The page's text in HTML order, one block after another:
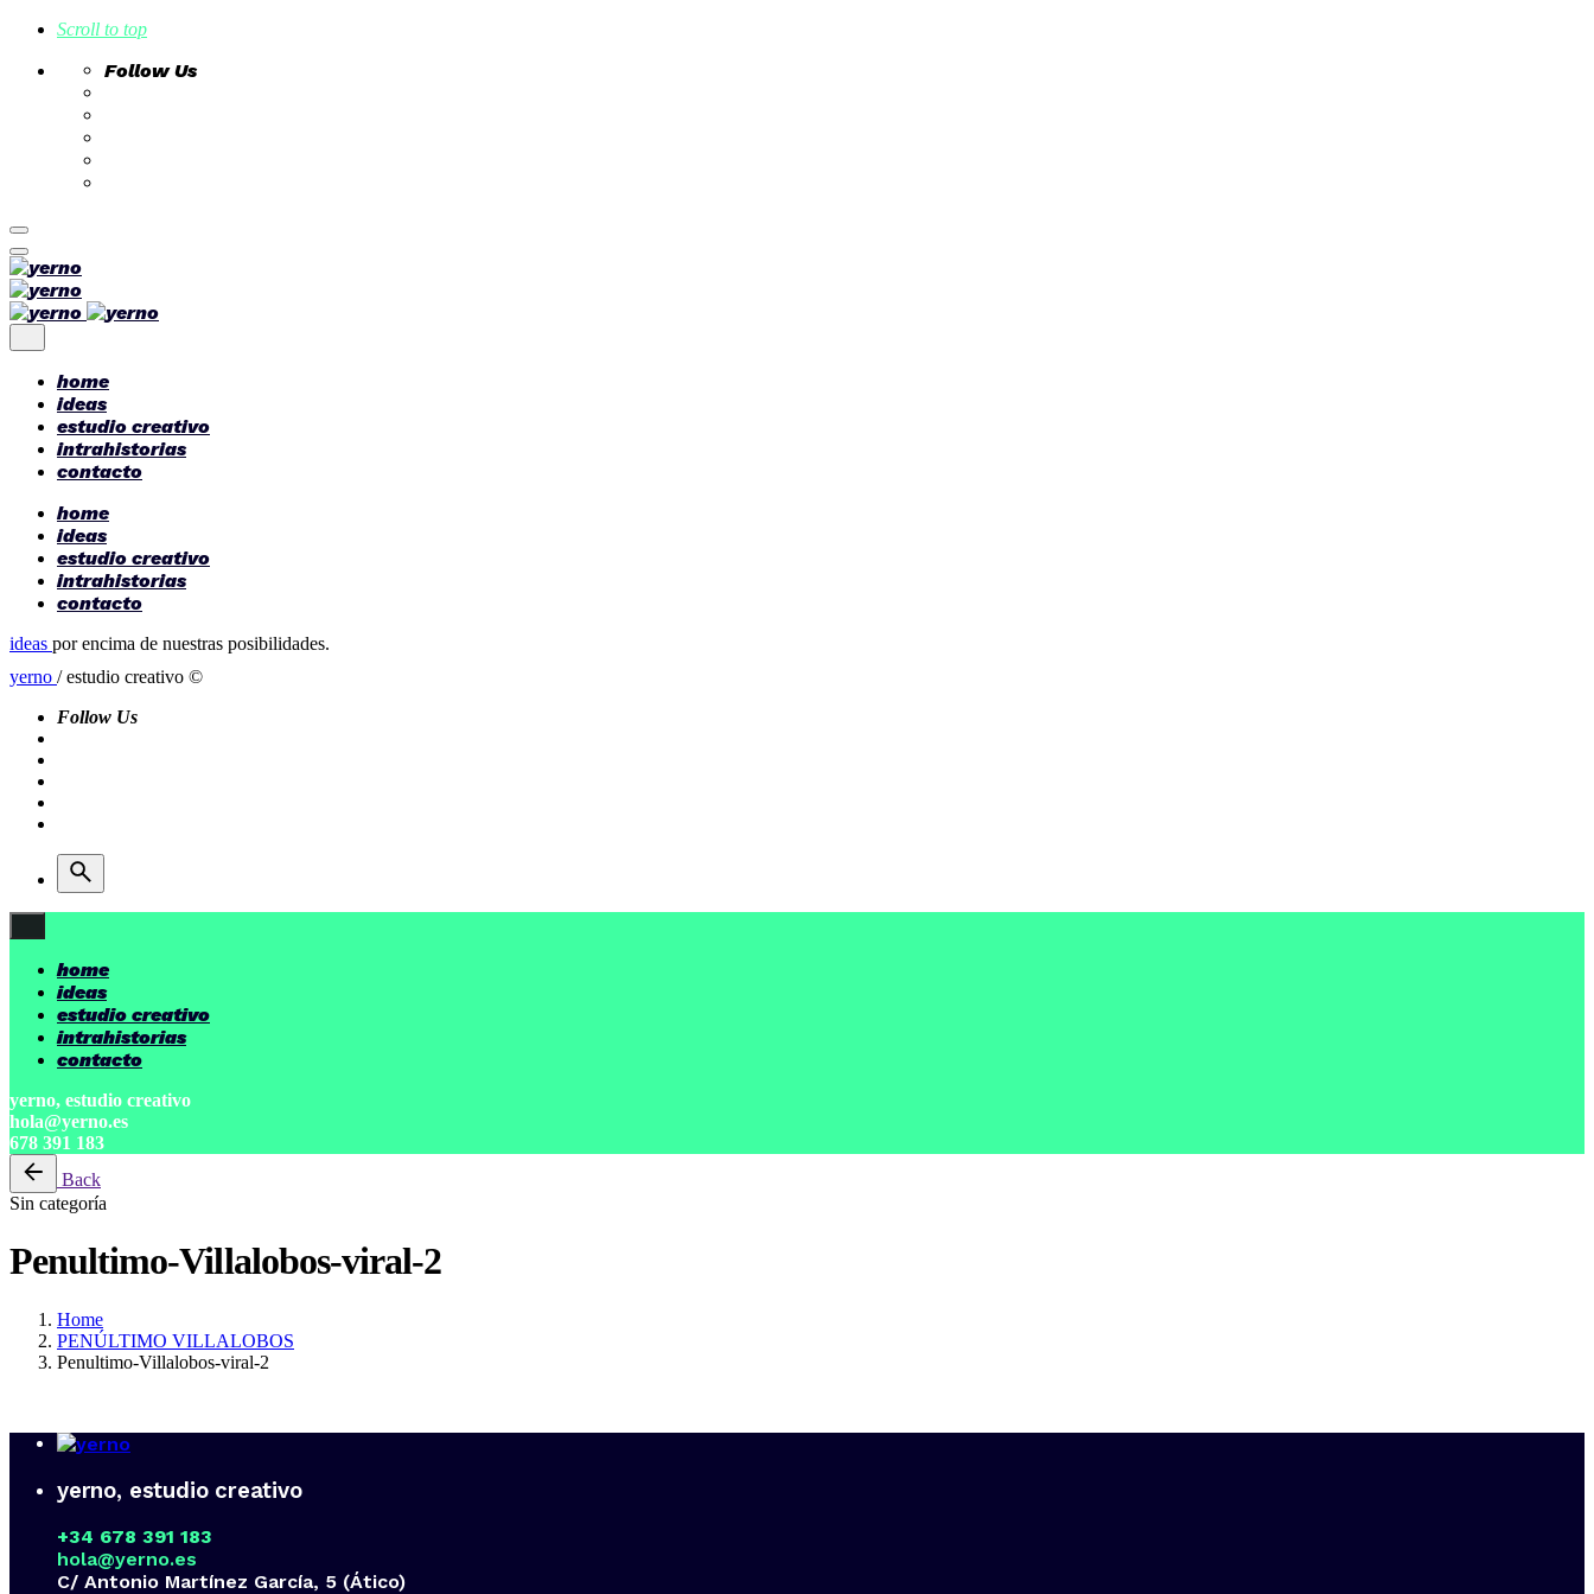
Scroll to top
Follow Us
Skip
to
content
home
ideas
estudio creativo
intrahistorias
contacto
home
ideas
estudio creativo
intrahistorias
contacto
ideas por encima de nuestras posibilidades.
yerno / estudio creativo ©
Follow Us
home
ideas
estudio creativo
intrahistorias
contacto
yerno, estudio creativo
hola@yerno.es
678 391 183
Back
Sin categoría
Penultimo-Villalobos-viral-2
Home
PENÚLTIMO VILLALOBOS
Penultimo-Villalobos-viral-2
yerno, estudio creativo
+34 678 391 183
hola@yerno.es
C/ Antonio Martínez García, 5 (Ático)